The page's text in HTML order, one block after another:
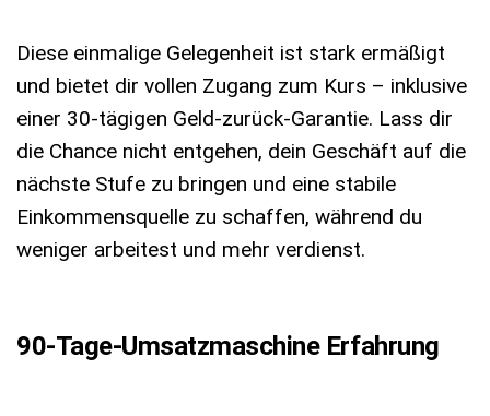
Diese einmalige Gelegenheit ist stark ermäßigt
und bietet dir vollen Zugang zum Kurs – inklusive
einer 30-tägigen Geld-zurück-Garantie. Lass dir
die Chance nicht entgehen, dein Geschäft auf die
nächste Stufe zu bringen und eine stabile
Einkommensquelle zu schaffen, während du
weniger arbeitest und mehr verdienst.
90-Tage-Umsatzmaschine Erfahrung